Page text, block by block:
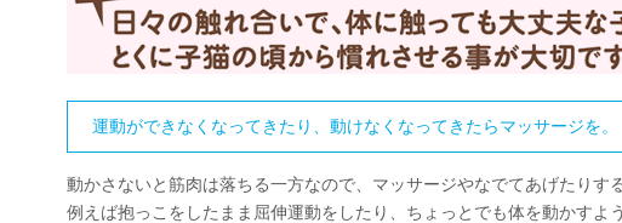
運動ができなくなってきたり、動けなくなってきたらマッサージを。
動かさないと筋肉は落ちる一方なので、マッサージやなでてあげたりす
例えば抱っこをしたまま屈伸運動をしたり、ちょっとでも体を動かすよ